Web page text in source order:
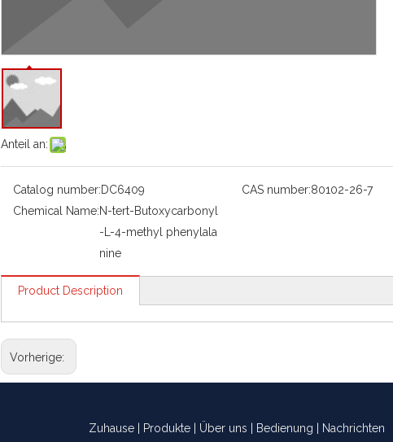
Anteil an:
Catalog number:DC6409 CAS number:80102-26-7
Chemical Name:N-tert-Butoxycarbonyl
-L-4-methyl phenylala
nine
Product Description
Vorherige:
Zuhause Produkte Über uns Bedienung Nachrichten